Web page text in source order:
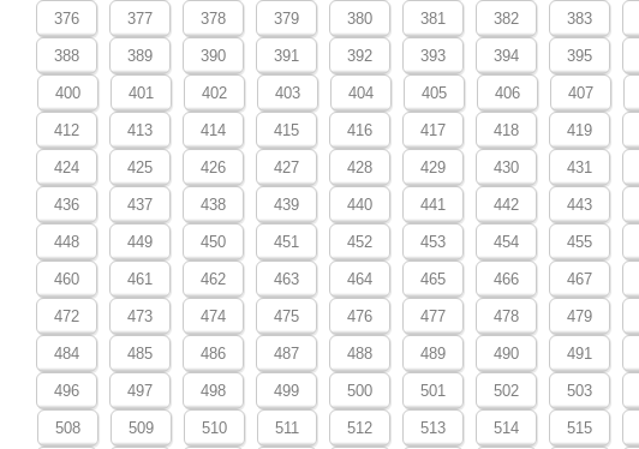
376 377 378 379 380 381 382 383
388 389 390 391 392 393 394 395
400 401 402 403 404 405 406 407
412 413 414 415 416 417 418 419
424 425 426 427 428 429 430 431
436 437 438 439 440 441 442 443
448 449 450 451 452 453 454 455
460 461 462 463 464 465 466 467
472 473 474 475 476 477 478 479
484 485 486 487 488 489 490 491
496 497 498 499 500 501 502 503
508 509 510 511 512 513 514 515